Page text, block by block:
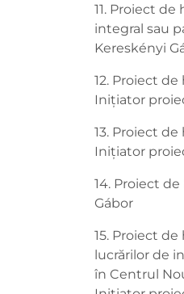
11. Proiect
integral sau
Kereskényi
12. Proiect
Inițiator
13. Proiect
Inițiator
14. Proiect
Gábor
15. Proiect
lucrărilor de
în Centrul